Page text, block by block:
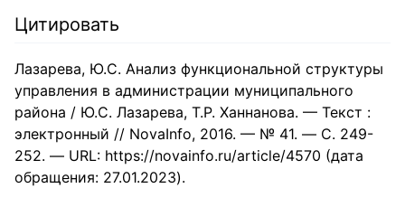
Цитировать
Лазарева, Ю.С. Анализ функциональной структуры
управления в администрации муниципального
района / Ю.С. Лазарева, Т.Р. Ханнанова. — Текст :
электронный // NovaInfo, 2016. — № 41. — С. 249-
252. — URL: https://novainfo.ru/article/4570 (дата
обращения: 27.01.2023).